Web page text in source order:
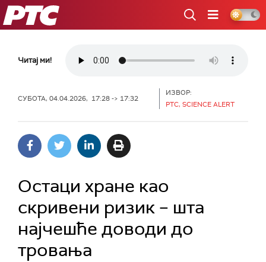
РТС
Читај ми!
СУБОТА, 04.04.2026, 17:28 -> 17:32
ИЗВОР:
РТС, SCIENCE ALERT
Остаци хране као
скривени ризик – шта
најчешће доводи до
тровања